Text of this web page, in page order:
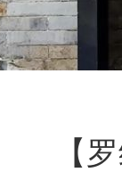
【